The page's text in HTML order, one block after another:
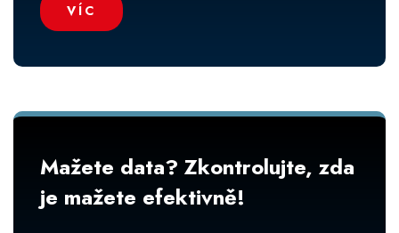
VÍC
Mažete data? Zkontrolujte, zda
je mažete efektivně!